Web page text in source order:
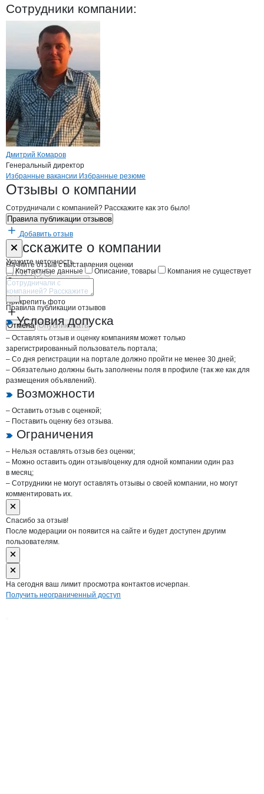
Сотрудники компании:
Дмитрий Комаров
Генеральный директор
Брендыкомпани АПРИОН ГОЛД
Вакансии вАПРИОН ГОЛД
Избранные вакансии Избранные резюме
Новости oАПРИОН ГОЛД, ЧП
Отзывы о компании
Сотрудничали с компанией? Расскажите как это было!
Правила публикации отзывов
Добавить отзыв
Расскажите о компании
Начните отзыв с выставления оценки
Прикрепить фото
Отмена Опубликовать
Форма обратной связи о неточностях
Укажите неточность
Контактные данные
Описание, товары Компания не существует
Отмена Опубликовать
Правила публикации отзывов
Условия допуска
– Оставлять отзыв и оценку компаниям может только
зарегистрированный пользователь портала;
– Со дня регистрации на портале должно пройти не менее 30 дней;
– Обязательно должны быть заполнены поля в профиле (так же как для
размещения объявлений).
Возможности
– Оставить отзыв с оценкой;
– Поставить оценку без отзыва.
Ограничения
– Нельзя оставлять отзыв без оценки;
– Можно оставить один отзыв/оценку для одной компании один раз
в месяц;
– Сотрудники не могут оставлять отзывы о своей компании, но могут
комментировать их.
Спасибо за отзыв!
После модерации он появится на сайте и будет доступен другим
пользователям.
На сегодня ваш лимит просмотра контактов исчерпан.
Получить неограниченный доступ